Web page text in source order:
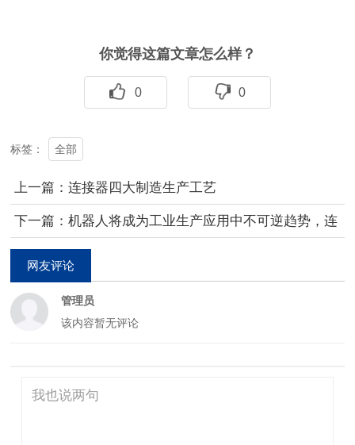
你觉得这篇文章怎么样？
0 0
标签： 全部
上一篇：连接器四大制造生产工艺
下一篇：机器人将成为工业生产应用中不可逆趋势，连
接器厂商又一个风口来袭！
网友评论
管理员
该内容暂无评论